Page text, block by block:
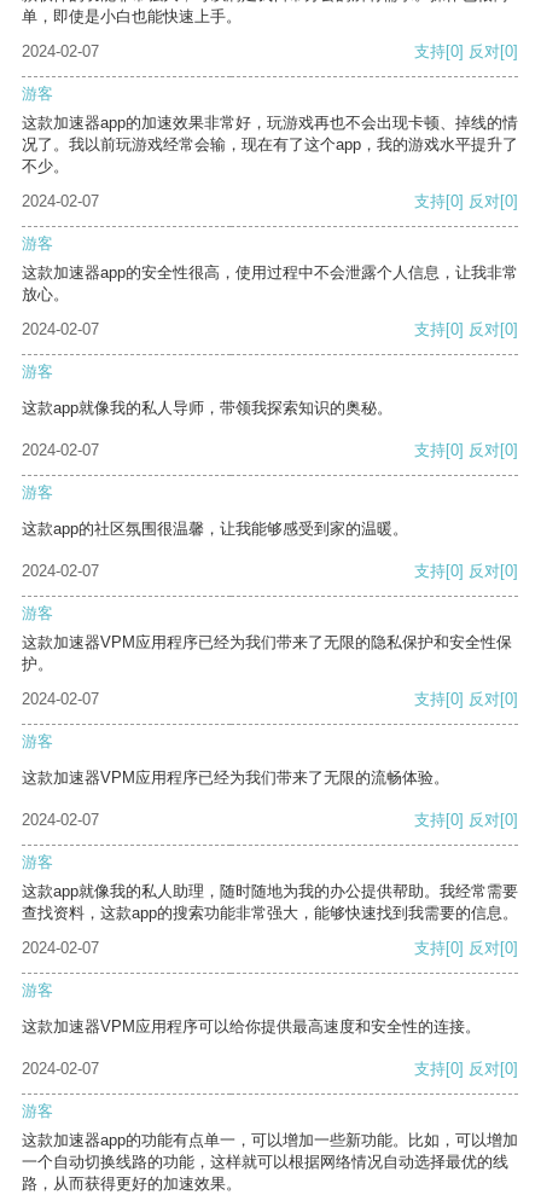
单，即使是小白也能快速上手。
2024-02-07
支持[0] 反对[0]
游客
这款加速器app的加速效果非常好，玩游戏再也不会出现卡顿、掉线的情
况了。我以前玩游戏经常会输，现在有了这个app，我的游戏水平提升了
不少。
2024-02-07
支持[0] 反对[0]
游客
这款加速器app的安全性很高，使用过程中不会泄露个人信息，让我非常
放心。
2024-02-07
支持[0] 反对[0]
游客
这款app就像我的私人导师，带领我探索知识的奥秘。
2024-02-07 支持[0] 反对[0]
游客
这款app的社区氛围很温馨，让我能够感受到家的温暖。
2024-02-07 支持[0] 反对[0]
游客
这款加速器VPM应用程序已经为我们带来了无限的隐私保护和安全性保
护。
2024-02-07
支持[0] 反对[0]
游客
这款加速器VPM应用程序已经为我们带来了无限的流畅体验。
2024-02-07 支持[0] 反对[0]
游客
这款app就像我的私人助理，随时随地为我的办公提供帮助。我经常需要
查找资料，这款app的搜索功能非常强大，能够快速找到我需要的信息。
2024-02-07
支持[0] 反对[0]
游客
这款加速器VPM应用程序可以给你提供最高速度和安全性的连接。
2024-02-07 支持[0] 反对[0]
游客
这款加速器app的功能有点单一，可以增加一些新功能。比如，可以增加
一个自动切换线路的功能，这样就可以根据网络情况自动选择最优的线
路，从而获得更好的加速效果。